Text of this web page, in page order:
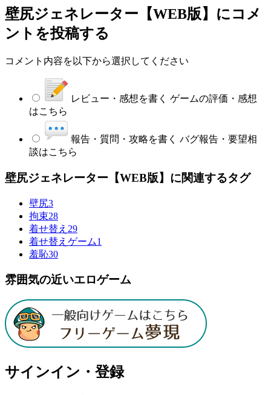
壁尻ジェネレーター【WEB版】 にコメ
ントを投稿する
コメント内容を以下から選択してください
レビュー・感想を書く ゲームの評価・感想
はこちら
報告・質問・攻略を書く バグ報告・要望相
談はこちら
壁尻ジェネレーター【WEB版】に関連するタグ
壁尻3
拘束28
着せ替え 29
着せ替えゲーム1
羞恥30
雰囲気の近いエロゲーム
サインイン・登録